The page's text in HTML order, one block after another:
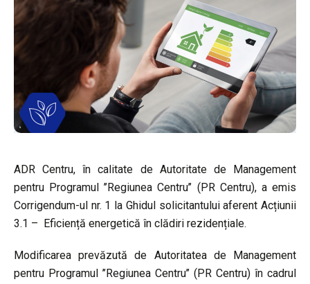
ADR Centru, în calitate de Autoritate de Management
pentru Programul ’’Regiunea Centru’’ (PR Centru), a emis
Corrigendum-ul nr. 1 la Ghidul solicitantului aferent Acțiunii
3.1 – Eficiență energetică în clădiri rezidențiale.
Modificarea prevăzută de Autoritatea de Management
pentru Programul ’’Regiunea Centru’’ (PR Centru) în cadrul